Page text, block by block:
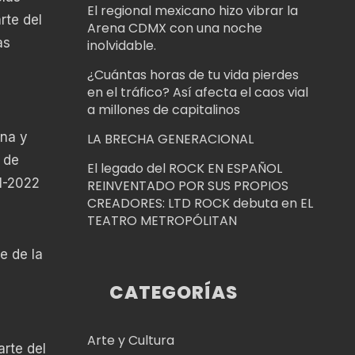
del
y
2022
de la
del
El regional mexicano hizo vibrar la
Arena CDMX con una noche
inolvidable.
¿Cuántas horas de tu vida pierdes
en el tráfico? Así afecta el caos vial
a millones de capitalinos
LA BRECHA GENERACIONAL
El legado del ROCK EN ESPAÑOL
REINVENTADO POR SUS PROPIOS
CREADORES: LTD ROCK debuta en EL
TEATRO METROPÓLITAN
CATEGORÍAS
Arte y Cultura